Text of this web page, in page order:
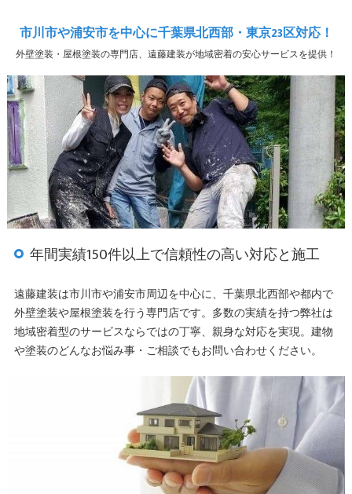
市川市や浦安市を中心に千葉県北西部・東京23区対応！
外壁塗装・屋根塗装の専門店、遠藤建装が地域密着の安心サービスを提供！
年間実績150件以上で信頼性の高い対応と施工
遠藤建装は市川市や浦安市周辺を中心に、千葉県北西部や都内で
外壁塗装や屋根塗装を行う専門店です。多数の実績を持つ弊社は
地域密着型のサービスならではの丁寧、親身な対応を実現。建物
や塗装のどんなお悩み事・ご相談でもお問い合わせください。